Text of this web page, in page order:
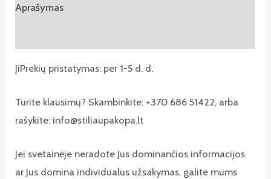
Aprašymas
JiPrekių pristatymas: per 1-5 d. d.
Turite klausimų? Skambinkite: +370 686 51422, arba
rašykite: info@stiliaupakopa.lt
Jei svetainėje neradote Jus dominančios informacijos
ar Jus domina individualus užsakymas, galite mums